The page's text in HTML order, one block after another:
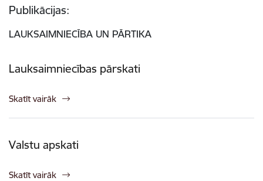
Publikācijas:
LAUKSAIMNIECĪBA UN PĀRTIKA
Lauksaimniecības pārskati
Skatīt vairāk
Valstu apskati
Skatīt vairāk